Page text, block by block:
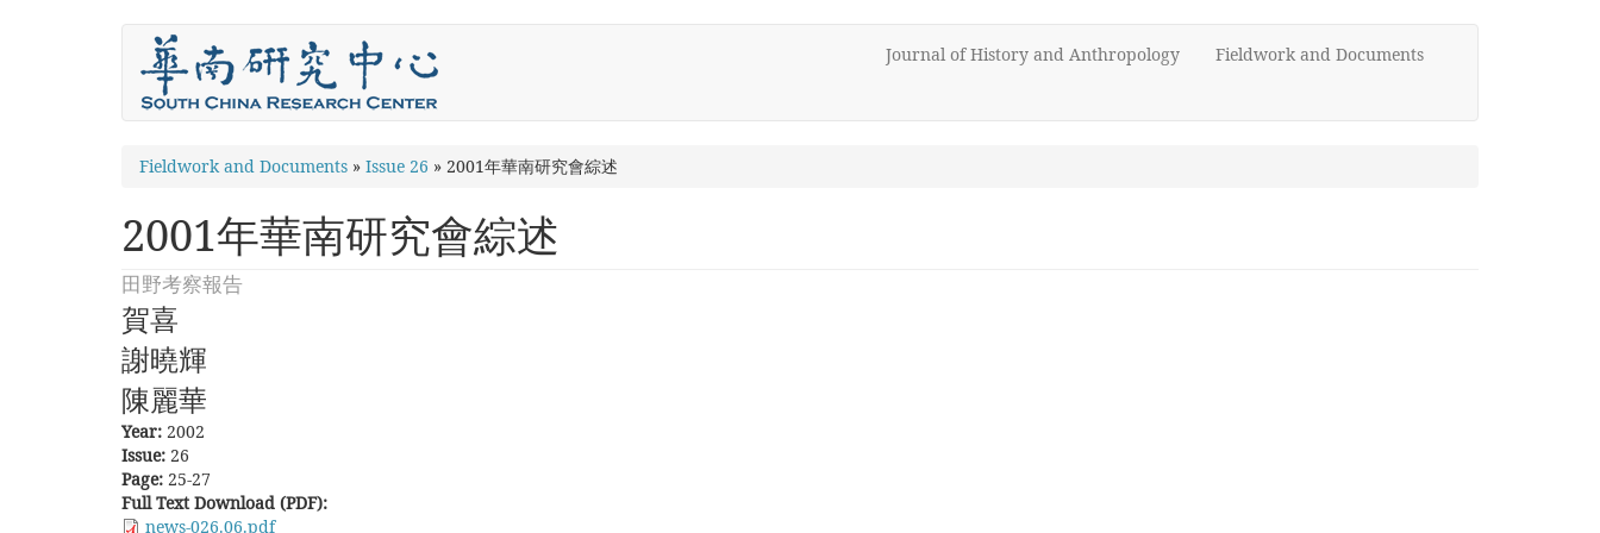
Journal of History and Anthropology Fieldwork and Documents
You
here
Fieldwork and Documents » Issue 26 » 2001年華南研究會綜述
2001年華南研究會綜述
田野考察報告
賀喜
謝曉輝
陳麗華
Year: 2002
Issue: 26
Page: 25-27
Full Text Download (PDF):
news-026.06.pdf